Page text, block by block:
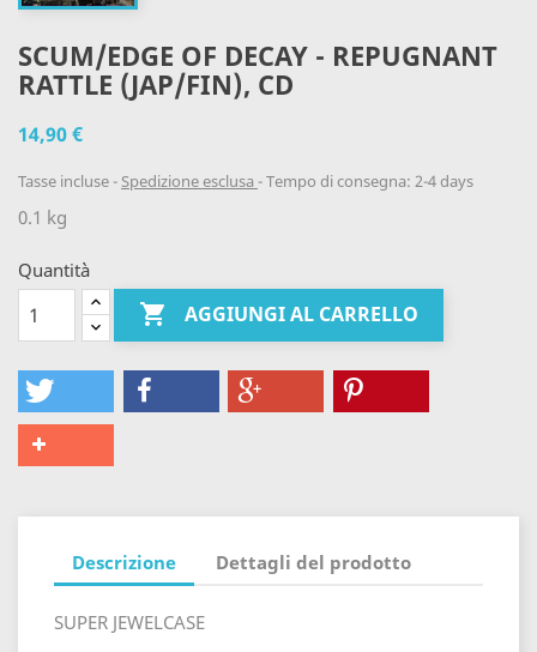
SCUM/EDGE OF DECAY - REPUGNANT
RATTLE (JAP/FIN), CD
14,90 €
Tasse incluse Spedizione esclusa Tempo di consegna: 2-4 days
0.1 kg
Quantità
 AGGIUNGI AL CARRELLO
Descrizione Dettagli del prodotto
SUPER JEWELCASE